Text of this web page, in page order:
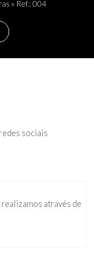
» Ref.: 004
sociais
através de